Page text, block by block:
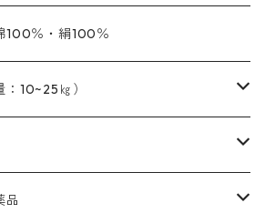
の黄色
い）
色合い）
合い）
）
のPH調整剤
ク
ンダナ
端の始末も綿糸｜タグなし
色色｜ミキセットファストブロンGR
ンク
）｜端の始末も綿糸｜タグなし
）｜端の始末も綿糸｜タグなし
100％・絹100％
10~25㎏）
促進剤
PH調整剤
品